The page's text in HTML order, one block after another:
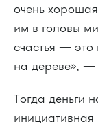
очень
им в головы
счастья — это
на дереве», —
Тогда деньги